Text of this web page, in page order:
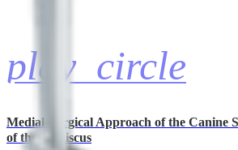
play_circle
Medial Surgical Approach of the Canine
of the Meniscus